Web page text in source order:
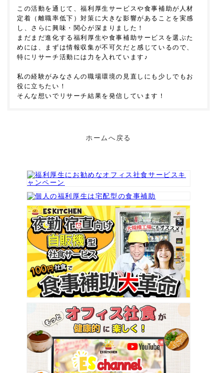
この活動を通じて、福利厚生サービスや食事補助が人材
定着（離職率低下）対策に大きな影響があることを実感
し、さらに興味・関心が深まりました！
まだまだ進化する福利厚生や食事補助サービスを選ぶた
めには、まずは情報収集が不可欠だと感じているので、
特にリサーチ活動には力を入れています♪
私の経験がみなさんの職場環境の見直しにも少しでもお
役に立ちたい！
そんな想いでリサーチ結果を発信しています！
ホームへ戻る